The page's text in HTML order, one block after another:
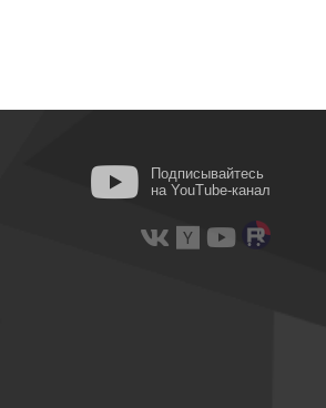
Подписывайтесь
на YouTube-канал